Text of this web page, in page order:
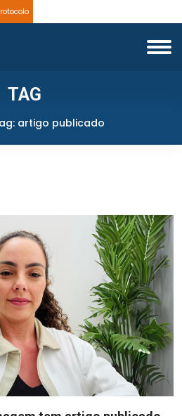
TAG
artigo publicado